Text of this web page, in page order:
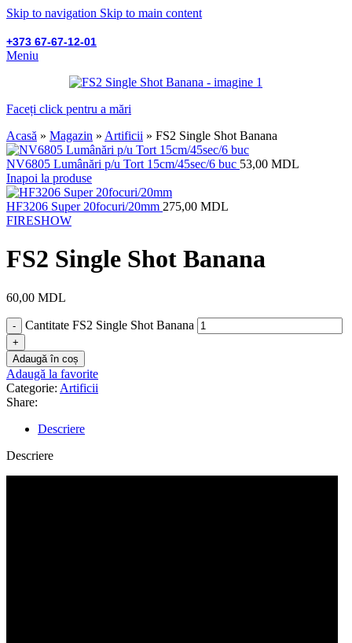
Skip to navigation Skip to main content
+373 67-67-12-01
Meniu
Faceți click pentru a mări
Acasă » Magazin » Artificii » FS2 Single Shot Banana
NV6805 Lumânări p/u Tort 15cm/45sec/6 buc 53,00 MDL
Inapoi la produse
HF3206 Super 20focuri/20mm 275,00 MDL
FIRESHOW
FS2 Single Shot Banana
60,00 MDL
Cantitate FS2 Single Shot Banana
Adaugă în coș
Adaugă la favorite
Categorie: Artificii
Share:
Descriere
Descriere